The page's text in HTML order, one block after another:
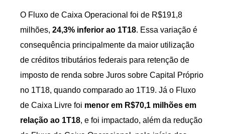
O Fluxo de Caixa Operacional foi de R$191,8
milhões, 24,3% inferior ao 1T18. Essa variação é
consequência principalmente da maior utilização
de créditos tributários federais para retenção de
imposto de renda sobre Juros sobre Capital Próprio
no 1T18, quando comparado ao 1T19. Já o Fluxo
de Caixa Livre foi menor em R$70,1 milhões em
relação ao 1T18, e foi impactado, além da redução